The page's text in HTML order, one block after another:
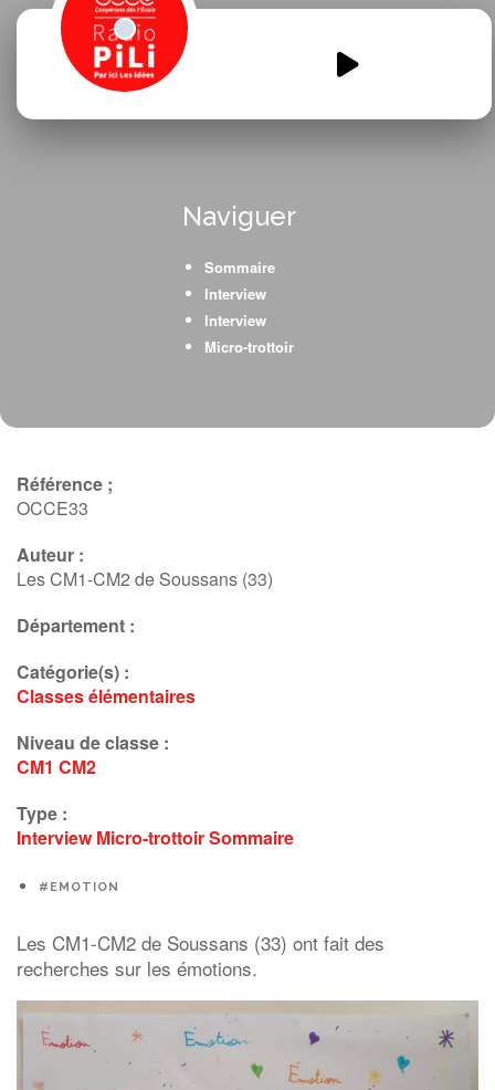
Vers-la-nature-de-nos-
Naviguer
Sommaire
Interview
Interview
Micro-trottoir
Référence ;
OCCE33
Auteur :
Les CM1-CM2 de Soussans (33)
Département :
Catégorie(s) :
Classes élémentaires
Niveau de classe :
CM1 CM2
Type :
Interview Micro-trottoirSommaire
#EMOTION
Les CM1-CM2 de Soussans (33) ont fait des
recherches sur les émotions.